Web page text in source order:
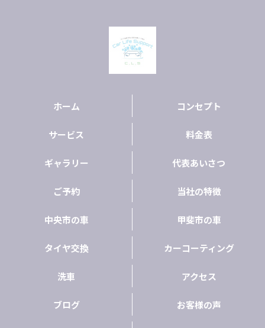
ホーム コンセプト
サービス 料金表
ギャラリー 代表あいさつ
ご予約 当社の特徴
中央市の車 甲斐市の車
タイヤ交換 カーコーティング
洗車 アクセス
ブログ お客様の声